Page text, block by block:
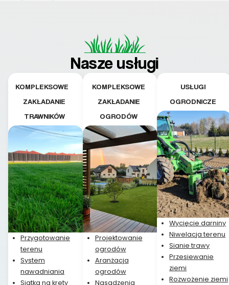
Nasze usługi
KOMPLEKSOWE
ZAKŁADANIE
TRAWNIKÓW
Przygotowanie
terenu
System
nawadniania
Siatka na krety
KOMPLEKSOWE
ZAKŁADANIE
OGRODÓW
Projektowanie
ogrodów
Aranżacja
ogrodów
Nasadzenia
USŁUGI
OGRODNICZE
Wycięcie darniny
Niwelacja terenu
Sianie trawy
Przesiewanie
ziemi
Rozwożenie ziemi